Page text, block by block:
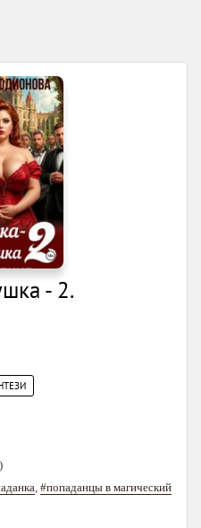
- 2.
#попаданцы в магический